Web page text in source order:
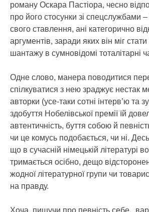
роману Оскара Пастіора, чесно
про його стосунки зі спецслужбами
свого ставлення, ані категорично
аргументів, заради яких він міг
шантажу в сумновідомі тоталітарні
Одне слово, манера поводитися
спілкуватися з нею зраджує нестак
авторки (усе-таки сотні інтерв’ю та
здобуття Нобелівської премії їй
автентичність, буття собою й
чи це комусь подобається, чи ні.
що в сучасній німецькій літературі
тримається осібно, дещо
жодної літературної групи чи
на правду.
Хоча, пишучи про певність себе,